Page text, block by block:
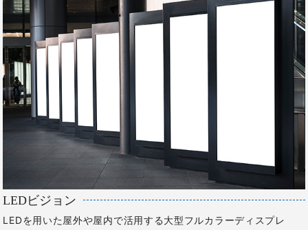
LEDビジョン
LEDを用いた屋外や屋内で活用する大型フルカラーディスプレ